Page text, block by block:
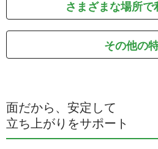
さまざまな場所で
その他の
面だから、安定して
立ち上がりをサポート